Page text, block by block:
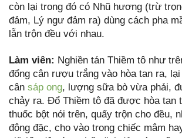
còn lại trong đó có Nhũ hương (trừ
đảm, Lý ngư đảm ra) dùng cách pha
lẫn trộn đều với nhau.
Làm viên: Nghiền tán Thiềm tô như
đổng cân rượu trắng vào hòa tan ra,
cân sáp ong, lượng sữa bò vừa phải,
chảy ra. Đổ Thiềm tô đã được hòa tan
thuốc bột nói trên, quấy trộn cho đều,
đông đặc, cho vào trong chiếc mâm